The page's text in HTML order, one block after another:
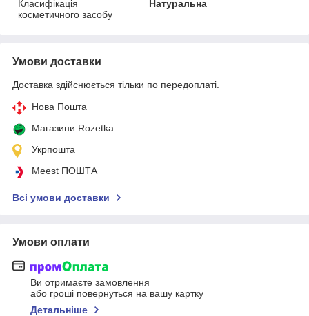
Класифікація
косметичного засобу
Натуральна
Умови доставки
Доставка здійснюється тільки по передоплаті.
Нова Пошта
Магазини Rozetka
Укрпошта
Meest ПОШТА
Всі умови доставки
Умови оплати
Ви отримаєте замовлення
або гроші повернуться на вашу картку
Детальніше